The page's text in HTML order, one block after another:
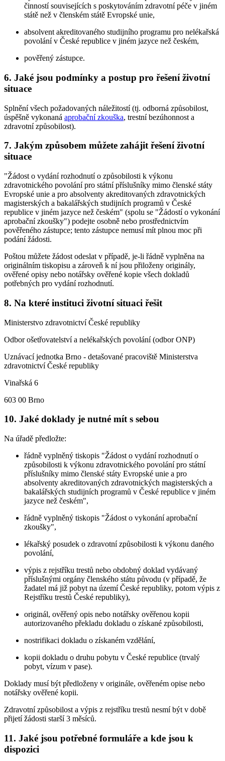
činností souvisejících s poskytováním zdravotní péče v jiném
státě než v členském státě Evropské unie,
absolvent akreditovaného studijního programu pro nelékařská
povolání v České republice v jiném jazyce než českém,
pověřený zástupce.
6. Jaké jsou podmínky a postup pro řešení životní
situace
Splnění všech požadovaných náležitostí (tj. odborná způsobilost,
úspěšně vykonaná aprobační zkouška, trestní bezúhonnost a
zdravotní způsobilost).
7. Jakým způsobem můžete zahájit řešení životní
situace
"Žádost o vydání rozhodnutí o způsobilosti k výkonu
zdravotnického povolání pro státní příslušníky mimo členské státy
Evropské unie a pro absolventy akreditovaných zdravotnických
magisterských a bakalářských studijních programů v České
republice v jiném jazyce než českém" (spolu se "Žádostí o vykonání
aprobační zkoušky") podejte osobně nebo prostřednictvím
pověřeného zástupce; tento zástupce nemusí mít plnou moc při
podání žádosti.
Poštou můžete žádost odeslat v případě, je-li řádně vyplněna na
originálním tiskopisu a zároveň k ní jsou přiloženy originály,
ověřené opisy nebo notářsky ověřené kopie všech dokladů
potřebných pro vydání rozhodnutí.
8. Na které instituci životní situaci řešit
Ministerstvo zdravotnictví České republiky
Odbor ošetřovatelství a nelékařských povolání (odbor ONP)
Uznávací jednotka Brno - detašované pracoviště Ministerstva
zdravotnictví České republiky
Vinařská 6
603 00 Brno
10. Jaké doklady je nutné mít s sebou
Na úřadě předložte:
řádně vyplněný tiskopis "Žádost o vydání rozhodnutí o
způsobilosti k výkonu zdravotnického povolání pro státní
příslušníky mimo členské státy Evropské unie a pro
absolventy akreditovaných zdravotnických magisterských a
bakalářských studijních programů v České republice v jiném
jazyce než českém",
řádně vyplněný tiskopis "Žádost o vykonání aprobační
zkoušky",
lékařský posudek o zdravotní způsobilosti k výkonu daného
povolání,
výpis z rejstříku trestů nebo obdobný doklad vydávaný
příslušnými orgány členského státu původu (v případě, že
žadatel má již pobyt na území České republiky, potom výpis z
Rejstříku trestů České republiky),
originál, ověřený opis nebo notářsky ověřenou kopii
autorizovaného překladu dokladu o získané způsobilosti,
nostrifikaci dokladu o získaném vzdělání,
kopii dokladu o druhu pobytu v České republice (trvalý
pobyt, vízum v pase).
Doklady musí být předloženy v originále, ověřeném opise nebo
notářsky ověřené kopii.
Zdravotní způsobilost a výpis z rejstříku trestů nesmí být v době
přijetí žádosti starší 3 měsíců.
11. Jaké jsou potřebné formuláře a kde jsou k
dispozici